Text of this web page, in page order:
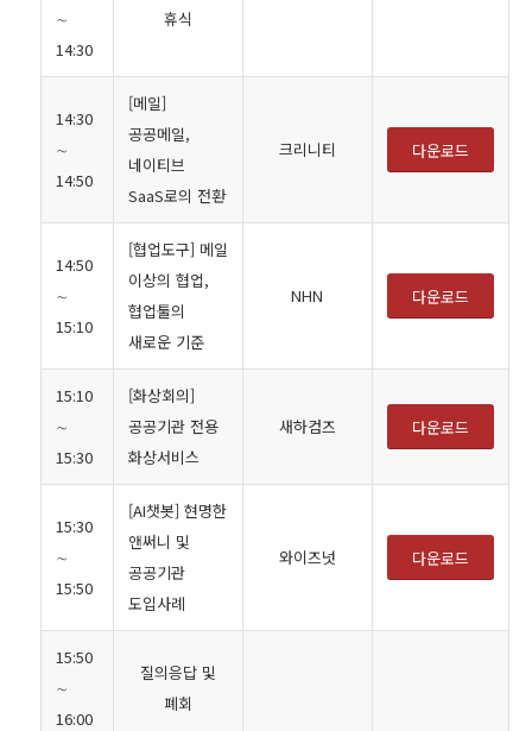
∼
14:30
휴식
14:30
∼
14:50
[메일]
공공메일,
네이티브
SaaS로의 전환
크리니티 다운로드
14:50
∼
15:10
[협업도구] 메일
이상의 협업,
협업툴의
새로운 기준
NHN 다운로드
15:10
∼
15:30
[화상회의]
공공기관 전용
화상서비스
새하컴즈 다운로드
15:30
∼
15:50
[AI챗봇] 현명한
앤써니 및
공공기관
도입사례
와이즈넛 다운로드
15:50
∼
16:00
질의응답 및
폐회